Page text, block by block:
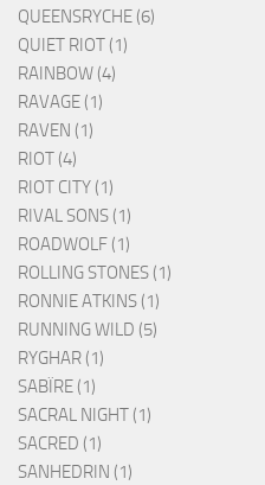
QUEENSRYCHE (6)
QUIET RIOT (1)
RAINBOW (4)
RAVAGE (1)
RAVEN (1)
RIOT (4)
RIOT CITY (1)
RIVAL SONS (1)
ROADWOLF (1)
ROLLING STONES (1)
RONNIE ATKINS (1)
RUNNING WILD (5)
RYGHAR (1)
SABÏRE (1)
SACRAL NIGHT (1)
SACRED (1)
SANHEDRIN (1)